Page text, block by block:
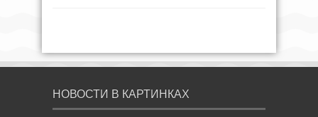
НОВОСТИ В КАРТИНКАХ